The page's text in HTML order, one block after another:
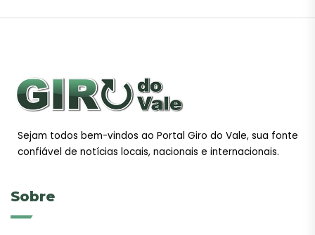
Sejam todos bem-vindos ao Portal Giro do Vale, sua fonte
confiável de notícias locais, nacionais e internacionais.
Sobre